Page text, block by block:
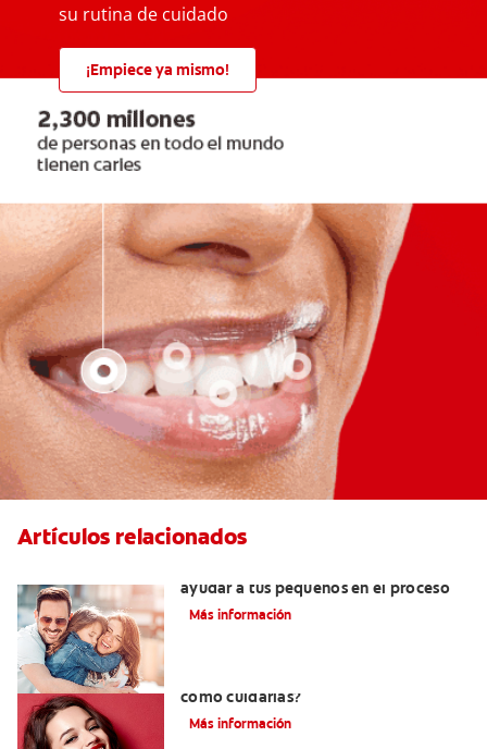
su rutina de cuidado
¡Empiece ya mismo!
Artículos relacionados
ayudar a tus pequeños en el proceso
Más información
cómo cuidarlas?
Más información